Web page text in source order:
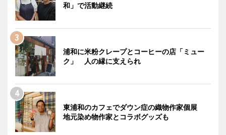
和」で活動継続
浦和に米粉クレープとコーヒーの店「ミュー
ク」 人の縁に支えられ
東浦和のカフェでダウン症の織物作家個展
地元染め物作家とコラボグッズも